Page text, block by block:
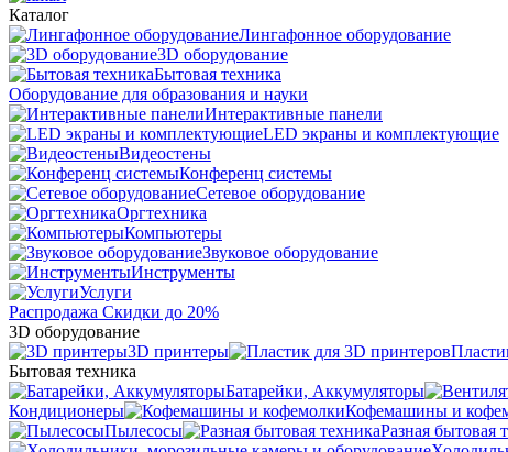
Каталог
Лингафонное оборудование
3D оборудование
Бытовая техника
Оборудование для образования и науки
Интерактивные панели
LED экраны и комплектующие
Видеостены
Конференц системы
Сетевое оборудование
Оргтехника
Компьютеры
Звуковое оборудование
Инструменты
Услуги
Распродажа Скидки до 20%
3D оборудование
3D принтеры
Бытовая техника
Батарейки, Аккумуляторы
Кондиционеры
Кофемашины и
Пылесосы
Разная бытовая